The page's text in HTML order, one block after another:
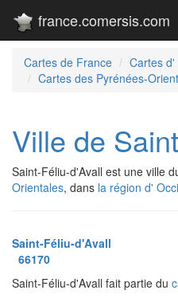
france.comersis.com
Cartes de France
Cartes
Cartes des Pyrénées-
Ville de
Saint-Féliu-d'Avall est une ville
Orientales, dans la région d'
Saint-Féliu-d'Avall
66170
Saint-Féliu-d'Avall fait partie du